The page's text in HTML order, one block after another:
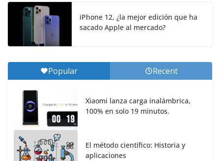
iPhone 12, ¿la mejor edición que ha
sacado Apple al mercado?
Popular Recent
Xiaomi lanza carga inalámbrica,
100% en solo 19 minutos.
El método científico: Historia y
aplicaciones